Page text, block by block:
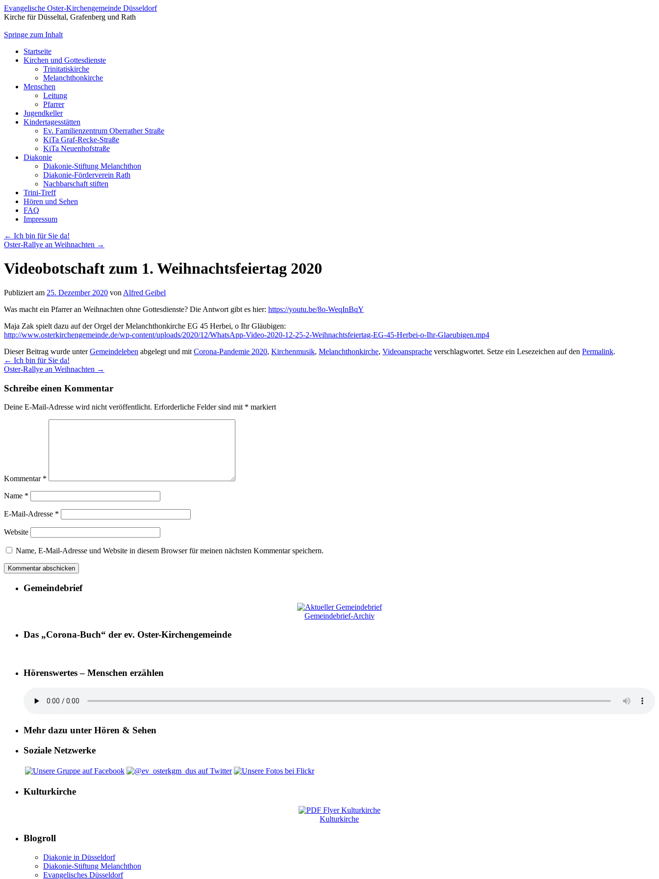
Evangelische Oster-Kirchengemeinde Düsseldorf
Kirche für Düsseltal, Grafenberg und Rath
Springe zum Inhalt
Startseite
Kirchen und Gottesdienste
Trinitatiskirche
Melanchthonkirche
Menschen
Leitung
Pfarrer
Jugendkeller
Kindertagesstätten
Ev. Familienzentrum Oberrather Straße
KiTa Graf-Recke-Straße
KiTa Neuenhofstraße
Diakonie
Diakonie-Stiftung Melanchthon
Diakonie-Förderverein Rath
Nachbarschaft stiften
Trini-Treff
Hören und Sehen
FAQ
Impressum
← Ich bin für Sie da!
Oster-Rallye an Weihnachten →
Videobotschaft zum 1. Weihnachtsfeiertag 2020
Publiziert am 25. Dezember 2020 von Alfred Geibel
Was macht ein Pfarrer an Weihnachten ohne Gottesdienste? Die Antwort gibt es hier: https://youtu.be/8o-WeqInBqY
Maja Zak spielt dazu auf der Orgel der Melanchthonkirche EG 45 Herbei, o Ihr Gläubigen:
http://www.osterkirchengemeinde.de/wp-content/uploads/2020/12/WhatsApp-Video-2020-12-25-2-Weihnachtsfeiertag-EG-45-Herbei-o-Ihr-Glaeubigen.mp4
Dieser Beitrag wurde unterGemeindeleben abgelegt und mit Corona-Pandemie 2020, Kirchenmusik, Melanchthonkirche, Videoansprache verschlagwortet. Setze ein Lesezeichen auf den Permalink.
← Ich bin für Sie da!
Oster-Rallye an Weihnachten →
Schreibe einen Kommentar
Deine E-Mail-Adresse wird nicht veröffentlicht. Erforderliche Felder sind mit * markiert
Kommentar *
Name *
E-Mail-Adresse *
Website
Name, E-Mail-Adresse und Website in diesem Browser für meinen nächsten Kommentar speichern.
Gemeindebrief
Gemeindebrief-Archiv
Das „Corona-Buch“ der ev. Oster-Kirchengemeinde
Hörenswertes – Menschen erzählen
Mehr dazu unter Hören & Sehen
Soziale Netzwerke
Kulturkirche
Kulturkirche
Blogroll
Diakonie in Düsseldorf
Diakonie-Stiftung Melanchthon
Evangelisches Düsseldorf